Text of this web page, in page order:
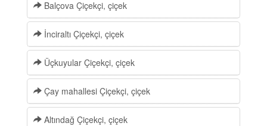
Balçova Çiçekçi, çiçek
İnciraltı Çiçekçi, çiçek
Üçkuyular Çiçekçi, çiçek
Çay mahallesi Çiçekçi, çiçek
Altındağ Çiçekçi, çiçek